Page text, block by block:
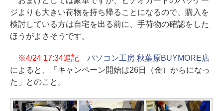
ジよりも大きい荷物を持ち帰ることになるので、購入を
検討している方は自宅を出る前に、手荷物の確認をした
ほうがよさそうです。
※4/24 17:34追記
パソコン工房 秋葉原BUYMORE店
によると、「キャンペーン開始は26日（金）からになっ
た」とのこと。